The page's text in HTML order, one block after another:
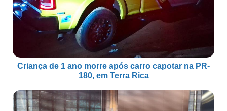
Criança de 1 ano morre após carro capotar na PR-
180, em Terra Rica